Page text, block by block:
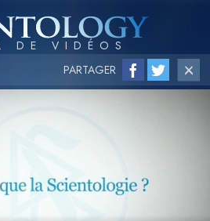
PARTAGER